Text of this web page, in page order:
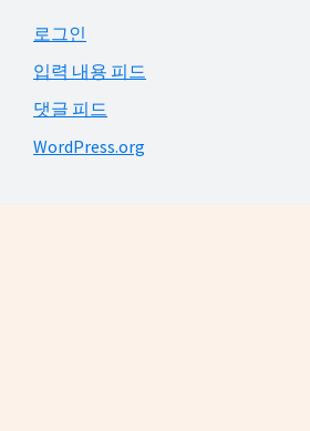
로그인
입력 내용 피드
댓글 피드
WordPress.org